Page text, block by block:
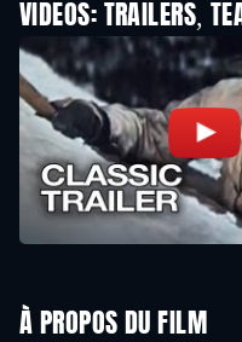
VIDEOS: TRAILERS,
À PROPOS DU FILM